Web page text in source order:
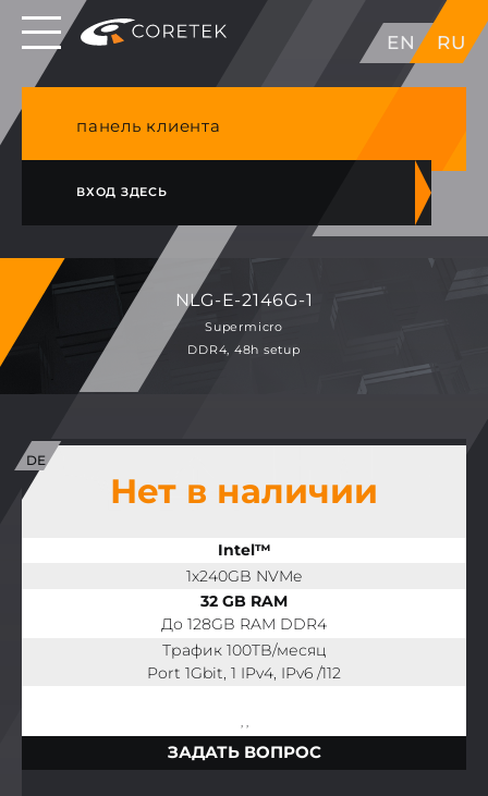
EN RU
Выделенные серверы в ЕС, Японии, ГК, США
NVME VPS & cPanel премиум хостинг в
панель клиента
ВХОД ЗДЕСЬ
NLG-E-2146G-1
Supermicro
DDR4, 48h setup
Нет в наличии
Intel™
1x240GB NVMe
32 GB RAM
До 128GB RAM DDR4
Трафик 100TB/месяц
Port 1Gbit, 1 IPv4, IPv6 /112
ЗАДАТЬ ВОПРОС